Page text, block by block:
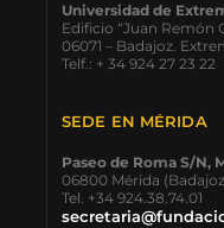
Universidad de
Edificio “Juan Remón
06071 – Badajoz.
Telf.: + 34 924 27 23 22
SEDE EN MÉRIDA
Paseo de Roma S/N,
06800 Mérida
Tel. +34 924.38.74.01